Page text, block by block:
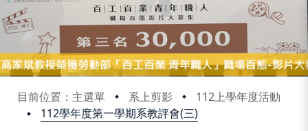
目前位置：主選單 系上剪影
112上學年度活動
112學年度第一學期系教評會(三)